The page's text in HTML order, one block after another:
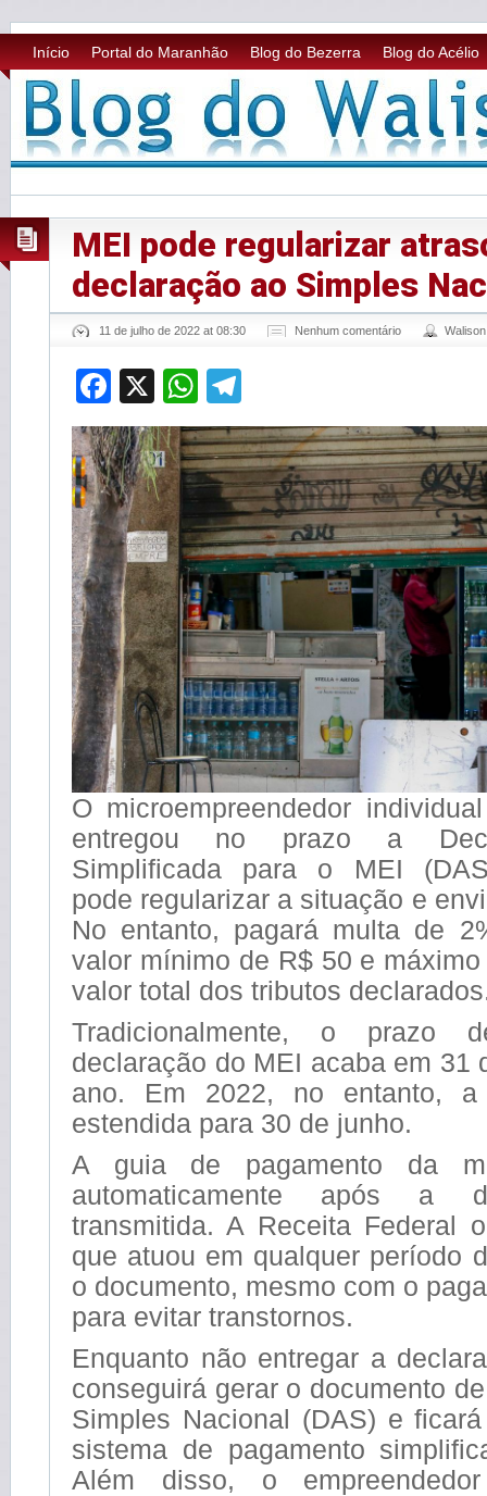
Início Portal do Maranhão Blog do Bezerra Blog do Acélio
MEI pode regularizar
declaração ao Simples
11 de julho de 2022 at 08:30 Nenhum comentário
Facebook
X WhatsApp
O microempreendedor
entregou no prazo a
Simplificada para o MEI
pode regularizar a situação e
No entanto, pagará multa de
valor mínimo de R$ 50 e
valor total dos tributos
Tradicionalmente, o prazo
declaração do MEI acaba em 31
ano. Em 2022, no entanto,
estendida para 30 de junho.
A guia de pagamento da
automaticamente após a
transmitida. A Receita Federal
que atuou em qualquer período
o documento, mesmo com o
para evitar transtornos.
Enquanto não entregar a
conseguirá gerar o documento
Simples Nacional (DAS) e
sistema de pagamento
Além disso, o